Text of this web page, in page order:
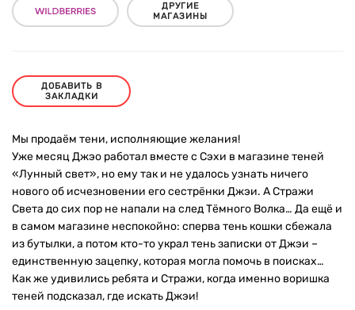
ДРУГИЕ
МАГАЗИНЫ
ДОБАВИТЬ В
ЗАКЛАДКИ
Мы продаём тени, исполняющие желания!
Уже месяц Джэо работал вместе с Сэхи в магазине теней
«Лунный свет», но ему так и не удалось узнать ничего
нового об исчезновении его сестрёнки Джэи. А Стражи
Света до сих пор не напали на след Тёмного Волка… Да ещё и
в самом магазине неспокойно: сперва тень кошки сбежала
из бутылки, а потом кто-то украл тень записки от Джэи –
единственную зацепку, которая могла помочь в поисках…
Как же удивились ребята и Стражи, когда именно воришка
теней подсказал, где искать Джэи!